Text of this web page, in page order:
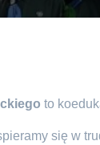
to
się w